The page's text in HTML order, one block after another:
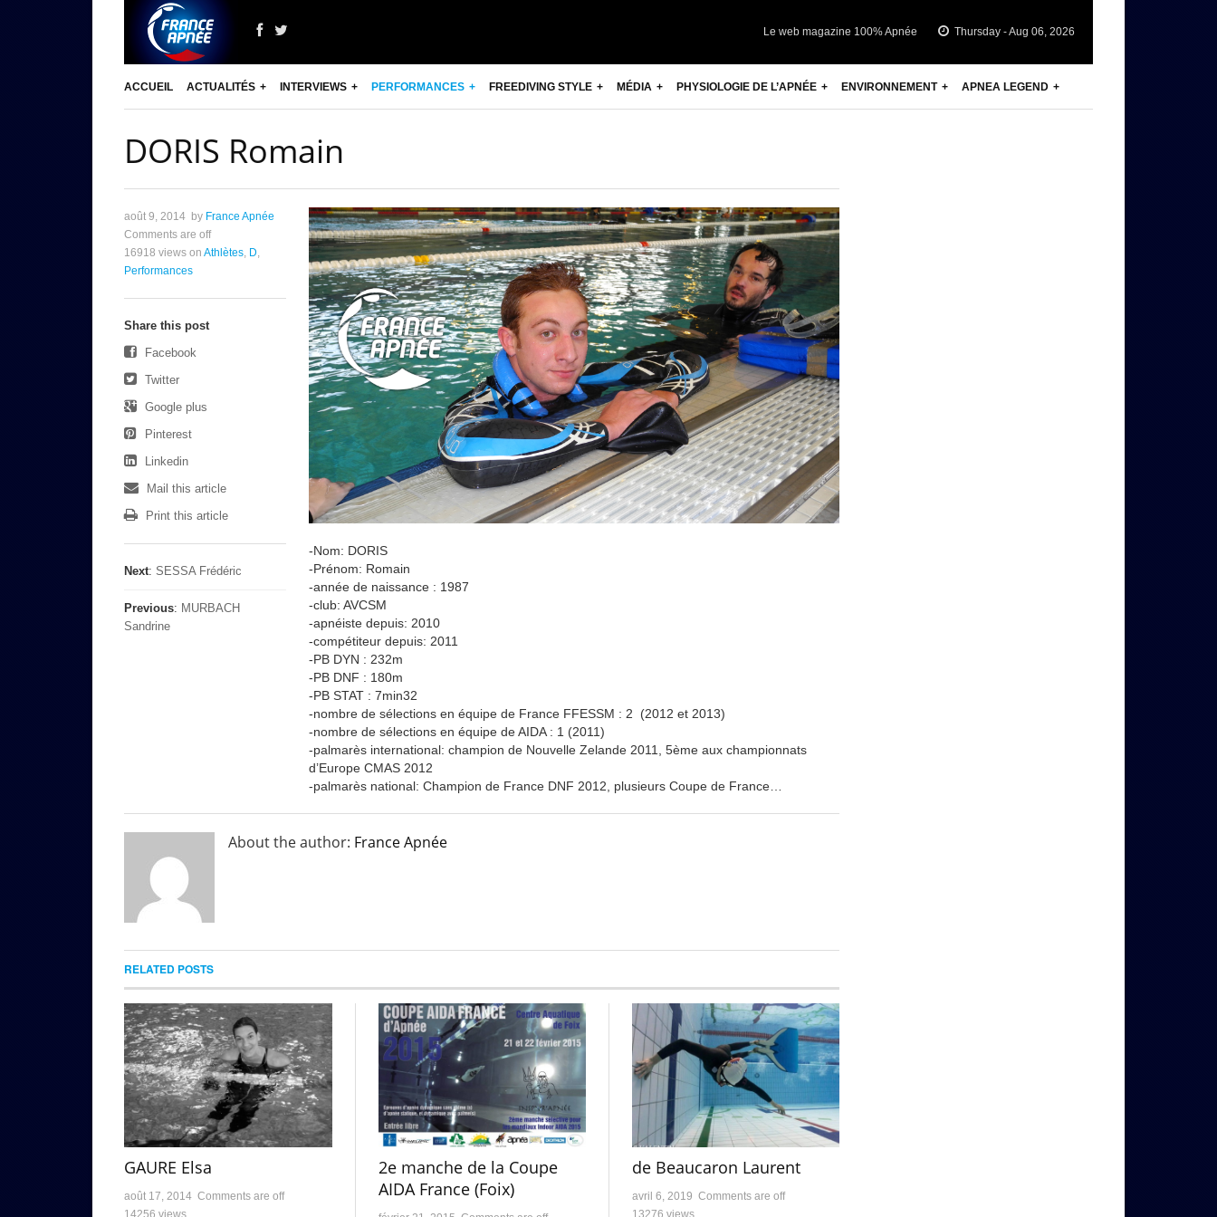
Le web magazine 100% Apnée Thursday - Aug 06, 2026
ACCUEIL ACTUALITÉS INTERVIEWS PERFORMANCES FREEDIVING STYLE MÉDIA PHYSIOLOGIE DE L’APNÉE ENVIRONNEMENT APNEA LEGEND
DORIS Romain
-Nom: DORIS
-Prénom: Romain
-année de naissance : 1987
-club: AVCSM
-apnéiste depuis: 2010
-compétiteur depuis: 2011
-PB DYN : 232m
-PB DNF : 180m
-PB STAT : 7min32
-nombre de sélections en équipe de France FFESSM : 2 (2012 et 2013)
-nombre de sélections en équipe de AIDA : 1 (2011)
-palmarès international: champion de Nouvelle Zelande 2011, 5ème aux championnats
d’Europe CMAS 2012
-palmarès national: Champion de France DNF 2012, plusieurs Coupe de France…
août 9, 2014 by France Apnée
Comments are off
16918 views on Athlètes, D,
Performances
Share this post
Facebook
Twitter
Google plus
Pinterest
Linkedin
Mail this article
Print this article
Next: SESSA Frédéric
Previous: MURBACH
Sandrine
About the author: France Apnée
RELATED POSTS
GAURE Elsa
août 17, 2014 Comments are off
2e manche de la Coupe
AIDA France (Foix)
de Beaucaron Laurent
avril 6, 2019 Comments are off
13276 views